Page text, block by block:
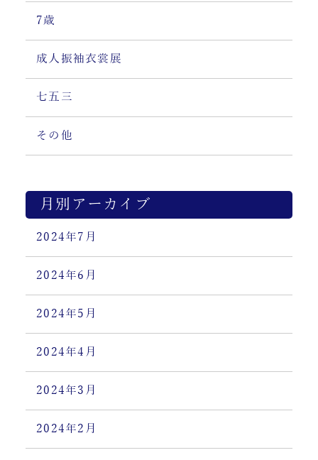
7歳
成人振袖衣裳展
七五三
その他
月別アーカイブ
2024年7月
2024年6月
2024年5月
2024年4月
2024年3月
2024年2月